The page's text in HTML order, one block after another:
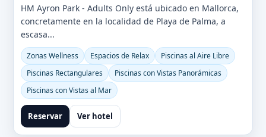
HM Ayron Park - Adults Only está ubicado en Mallorca,
concretamente en la localidad de Playa de Palma, a
escasa...
Zonas Wellness Espacios de Relax
Piscinas al Aire Libre
Piscinas Rectangulares
Piscinas con Vistas Panorámicas
Piscinas con Vistas al Mar
Reservar Ver hotel